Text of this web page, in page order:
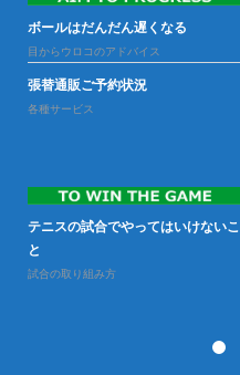
ボールはだんだん遅くなる
目からウロコのアドバイス
張替通販ご予約状況
各種サービス
テニスの試合でやってはいけないこ
と
試合の取り組み方